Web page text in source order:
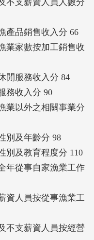
產品銷售收入分 66
業家數按加工銷售收
閒服務收入分 84
務收入分 90
業以外之相關事業分
別及年齡分 98
別及教育程度分 110
年從事自家漁業工作
資人員按從事漁業工
不支薪資人員按經營